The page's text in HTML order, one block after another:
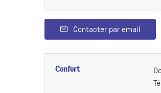
Contacter par email
Confort